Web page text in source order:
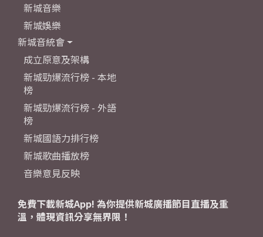
新城音樂
新城娛樂
新城音統會
成立原意及架構
新城勁爆流行榜 - 本地
榜
新城勁爆流行榜 - 外語
榜
新城國語力排行榜
新城歌曲播放榜
音樂意見反映
免費下載新城App! 為你提供新城廣播節目直播及重
溫，體現資訊分享無界限！